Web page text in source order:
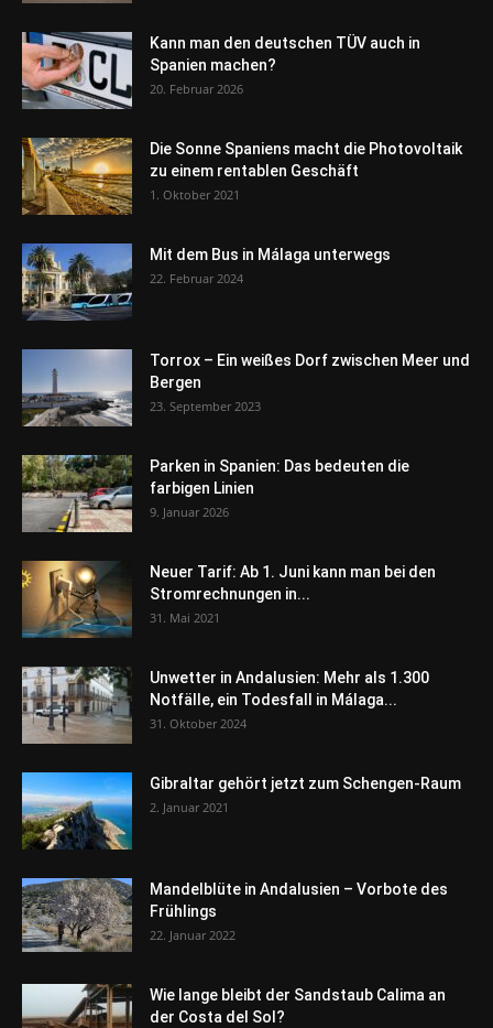
Kann man den deutschen TÜV auch in
Spanien machen?
20. Februar 2026
Die Sonne Spaniens macht die Photovoltaik
zu einem rentablen Geschäft
1. Oktober 2021
Mit dem Bus in Málaga unterwegs
22. Februar 2024
Torrox – Ein weißes Dorf zwischen Meer und
Bergen
23. September 2023
Parken in Spanien: Das bedeuten die
farbigen Linien
9. Januar 2026
Neuer Tarif: Ab 1. Juni kann man bei den
Stromrechnungen in...
31. Mai 2021
Unwetter in Andalusien: Mehr als 1.300
Notfälle, ein Todesfall in Málaga...
31. Oktober 2024
Gibraltar gehört jetzt zum Schengen-Raum
2. Januar 2021
Mandelblüte in Andalusien – Vorbote des
Frühlings
22. Januar 2022
Wie lange bleibt der Sandstaub Calima an
der Costa del Sol?